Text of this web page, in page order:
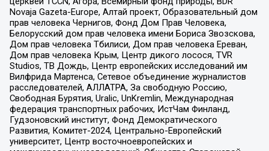
Novaja Gazeta-Europe, Алтай проект, Образовательный дом
прав человека Чернигов, Фонд Дом Прав Человека,
Белорусский дом прав человека имени Бориса Звозскова,
Дом прав человека Тбилиси, Дом прав человека Ереван,
Дом прав человека Крым, Центр дикого лосося, TVR
Studios, ТВ Дождь, Центр европейских исследований им
Вилфрида Мартенса, Сетевое объединение журналистов
расследователей, АЛЛАТРА, За свободную Россию,
Свободная Бурятия, Uralic, UnKremlin, Международная
федерация транспортных рабочих, ИстЧам Финланд,
Гудзоновский институт, Фонд Демократического
Развития, Комитет-2024, Центрально-Европейский
университет, Центр восточноевропейских и